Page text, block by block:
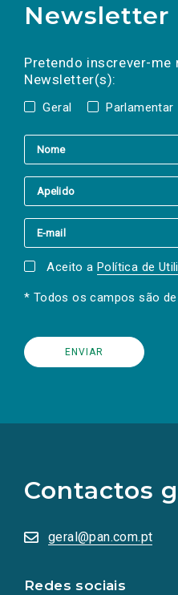
Newsletter
Pretendo inscrever-me
Newsletter(s):
Geral Parlamentar
a(s) newsletter(s).
mail
Aceito a Política de
* Todos os campos são
Contactos
geral@pan.com.pt
Redes sociais
redes
sociais
numa
nova